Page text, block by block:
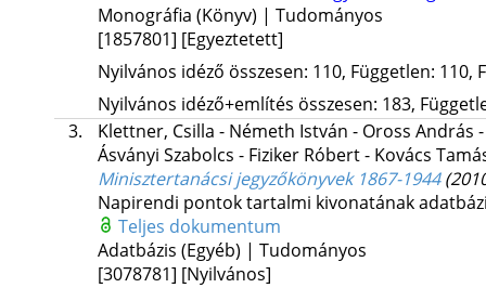
Monográfia (Könyv) | Tudományos
[1857801] [Egyeztetett]
Nyilvános idéző összesen: 110, Független: 110,
Nyilvános idéző+említés összesen: 183,
3.
Klettner, Csilla - Németh István - Oross András
Ásványi Szabolcs - Fiziker Róbert - Kovács
Minisztertanácsi jegyzőkönyvek 1867-1944
Napirendi pontok tartalmi kivonatának
Teljes dokumentum
Adatbázis (Egyéb) | Tudományos
[3078781] [Nyilvános]